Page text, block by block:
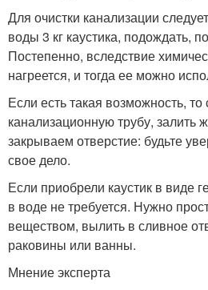
Для очистки канализации
воды 3 кг каустика, подождать,
Постепенно, вследствие
нагреется, и тогда ее можно
Если есть такая возможность, то
канализационную трубу, залить
закрываем отверстие: будьте
свое дело.
Если приобрели каустик в виде
в воде не требуется. Нужно
веществом, вылить в сливное
раковины или ванны.
Мнение эксперта